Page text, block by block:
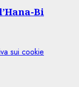
Bi
sui cookie